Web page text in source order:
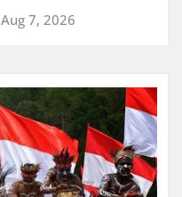
Aug 7, 2026